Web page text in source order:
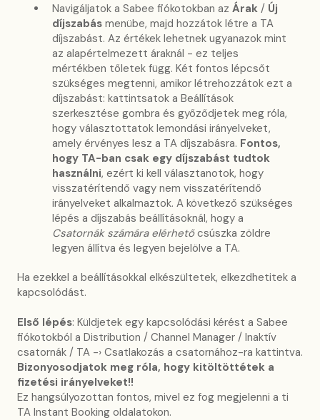
Navigáljatok a Sabee fiókotokban az Árak / Új
díjszabás menübe, majd hozzátok létre a TA
díjszabást. Az értékek lehetnek ugyanazok mint
az alapértelmezett áraknál - ez teljes
mértékben tőletek függ. Két fontos lépcsőt
szükséges megtenni, amikor létrehozzátok ezt a
díjszabást: kattintsatok a Beállítások
szerkesztése gombra és győződjetek meg róla,
hogy választottatok lemondási irányelveket,
amely érvényes lesz a TA díjszabásra. Fontos,
hogy TA-ban csak egy díjszabást tudtok
használni, ezért ki kell választanotok, hogy
visszatérítendő vagy nem visszatérítendő
irányelveket alkalmaztok. A következő szükséges
lépés a díjszabás beállításoknál, hogy a
Csatornák számára elérhetőcsúszka zöldre
legyen állítva és legyen bejelölve a TA.
Ha ezekkel a beállításokkal elkészültetek, elkezdhetitek a
kapcsolódást.
Első lépés: Küldjetek egy kapcsolódási kérést a Sabee
fiókotokból a Distribution / Channel Manager / Inaktív
csatornák / TA -› Csatlakozás a csatornához-ra kattintva.
Bizonyosodjatok meg róla, hogy kitöltöttétek a
fizetési irányelveket!!
Ez hangsúlyozottan fontos, mivel ez fog megjelenni a ti
TA Instant Booking oldalatokon.